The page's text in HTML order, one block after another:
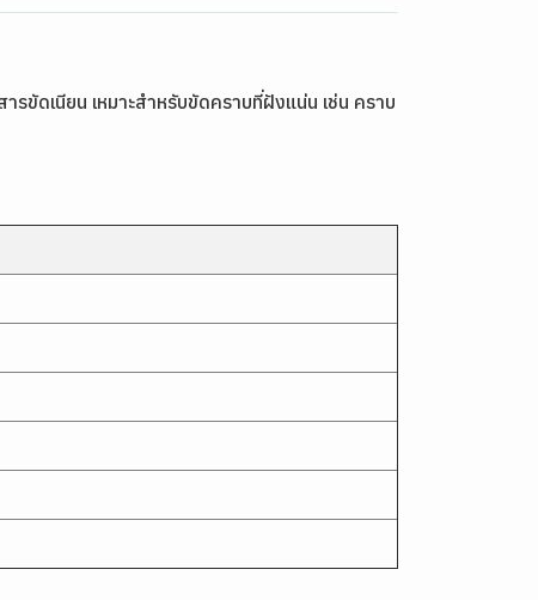
ดเนียน เหมาะสำหรับขัดคราบที่ฝังแน่น เช่น คราบ